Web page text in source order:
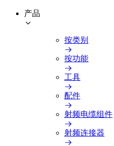
产品
按类别
按功能
工具
配件
射频电缆组件
射频连接器